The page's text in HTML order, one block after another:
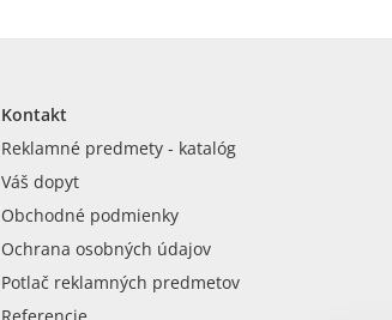
Kontakt
Reklamné predmety - katalóg
Váš dopyt
Obchodné podmienky
Ochrana osobných údajov
Potlač reklamných predmetov